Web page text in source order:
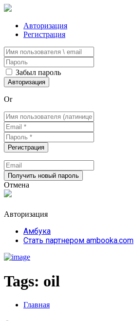
Авторизация
Регистрация
Забыл пароль
Or
Отмена
Авторизация
Амбука
Стать партнером ambooka.com
Tags: oil
Главная